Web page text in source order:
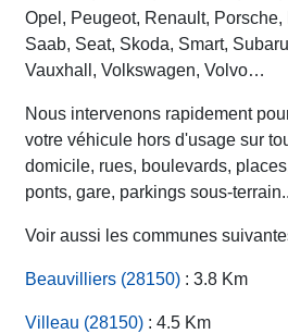
Opel, Peugeot, Renault,
Saab, Seat, Skoda, Smart,
Vauxhall, Volkswagen, Volvo…
Nous intervenons rapidement
votre véhicule hors d'usage sur
domicile, rues, boulevards,
ponts, gare, parkings sous-
Voir aussi les communes
Beauvilliers (28150) : 3.8 Km
Villeau (28150) : 4.5 Km